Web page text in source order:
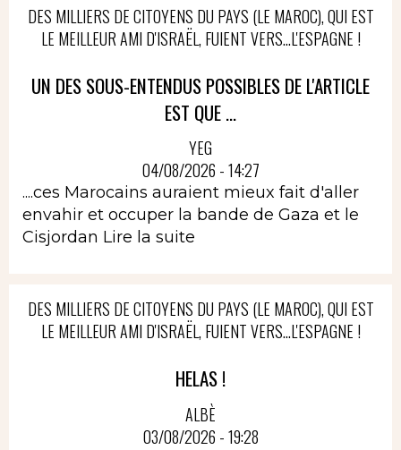
DES MILLIERS DE CITOYENS DU PAYS (LE MAROC), QUI EST
LE MEILLEUR AMI D'ISRAËL, FUIENT VERS...L'ESPAGNE !
UN DES SOUS-ENTENDUS POSSIBLES DE L'ARTICLE
EST QUE ...
YEG
04/08/2026 - 14:27
....ces Marocains auraient mieux fait d'aller
envahir et occuper la bande de Gaza et le
Cisjordan Lire la suite
DES MILLIERS DE CITOYENS DU PAYS (LE MAROC), QUI EST
LE MEILLEUR AMI D'ISRAËL, FUIENT VERS...L'ESPAGNE !
HELAS !
ALBÈ
03/08/2026 - 19:28